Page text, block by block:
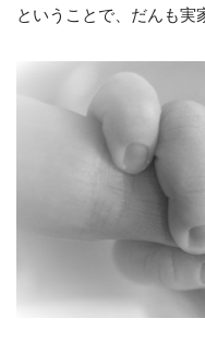
ということで、だんも実